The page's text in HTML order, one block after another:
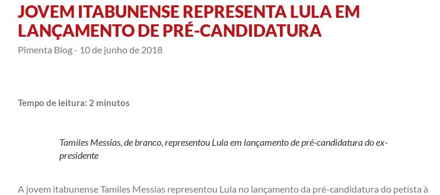
JOVEM ITABUNENSE REPRESENTA LULA EM
LANÇAMENTO DE PRÉ-CANDIDATURA
Pimenta Blog - 10 de junho de 2018
Tempo de leitura: 2 minutos
Tamiles Messias, de branco, representou Lula em lançamento de pré-candidatura do ex-
presidente
A jovem itabunense Tamiles Messias representou Lula no lançamento da pré-candidatura do petista à